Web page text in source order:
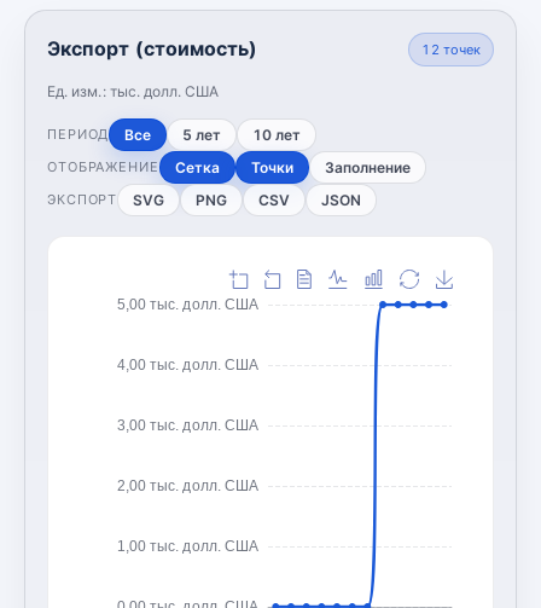
Экспорт (стоимость)
Ед. изм.: тыс. долл. США
12 точек
ПЕРИОД Все 5 лет 10 лет
ОТОБРАЖЕНИЕ Сетка Точки Заполнение
ЭКСПОРТ SVG PNG CSV JSON
1,00 тыс. долл. США
2,00 тыс. долл. США
3,00 тыс. долл. США
4,00 тыс. долл. США
5,00 тыс. долл. США